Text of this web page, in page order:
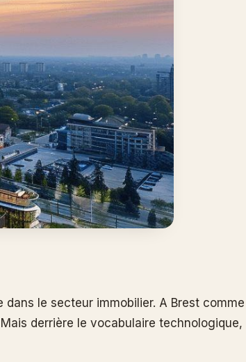
le secteur immobilier. A Brest comme
derrière le vocabulaire technologique,